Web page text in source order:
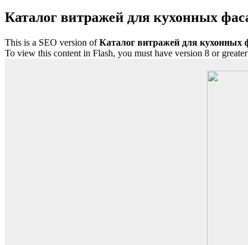
Каталог витражей для кухонных
This is a SEO version ofКаталог витражей для кухонных
To view this content in Flash, you must have version 8 or